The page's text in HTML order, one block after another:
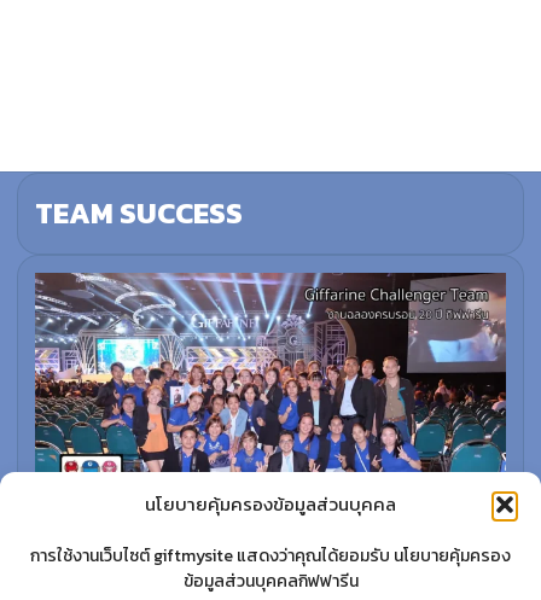
นโยบายคุ้มครองข้อมูลส่วนบุคคล
การใช้งานเว็บไซต์ giftmysite แสดงว่าคุณได้ยอมรับ นโยบายคุ้มครอง
ข้อมูลส่วนบุคคลกิฟฟารีน
TEAM SUCCESS